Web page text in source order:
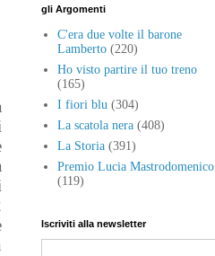
gli Argomenti
C'era due volte il barone
Lamberto (220)
Ho visto partire il tuo treno
(165)
I fiori blu (304)
La scatola nera (408)
La Storia (391)
Premio Lucia Mastrodomenico
(119)
Iscriviti alla newsletter